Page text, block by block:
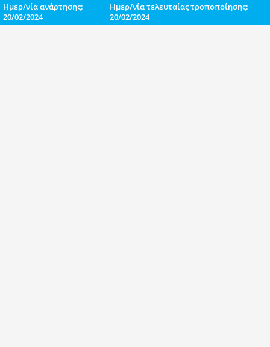
Ημερ/νία ανάρτησης:
20/02/2024
Ημερ/νία τελευταίας τροποποίησης:
20/02/2024